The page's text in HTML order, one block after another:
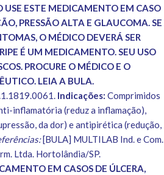
USE ESTE MEDICAMENTO EM CASO
PRESSÃO ALTA E GLAUCOMA. SE
O MÉDICO DEVERÁ SER
É UM MEDICAMENTO. SEU USO
PROCURE O MÉDICO E O
LEIA A BULA.
Indicações: Comprimidos
inflamatória (reduz a inflamação),
da dor) e antipirética (redução,
[BULA] MULTILAB Ind. e Com.
Ltda. Hortolândia/SP.
EM CASOS DE ÚLCERA,